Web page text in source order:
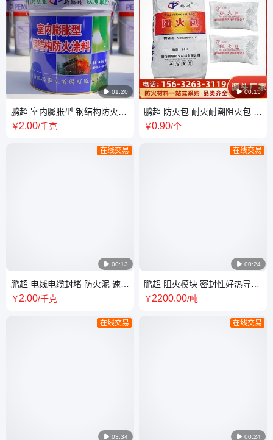
 01:20
鹏超 室内膨胀型 钢结构防火涂
料 源头工厂 按时发货 施工便捷
￥2.00/千克
 00:13
在线交易
鹏超 电线电缆封堵 防火泥 速固
型防火胶泥 源头厂家供应
￥2.00/千克
 03:34
在线交易
 00:15
鹏超 防火包 耐火耐潮阻火包 阻
燃封堵材料 源头厂家
￥0.90/个
 00:24
在线交易
鹏超 阻火模块 密封性好热导率
低 源头厂家发货
￥2200.00/吨
 00:24
在线交易